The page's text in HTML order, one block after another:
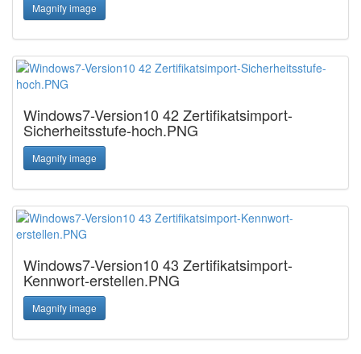
Magnify image
Windows7-Version10 42 Zertifikatsimport-
Sicherheitsstufe-hoch.PNG
Magnify image
Windows7-Version10 43 Zertifikatsimport-
Kennwort-erstellen.PNG
Magnify image